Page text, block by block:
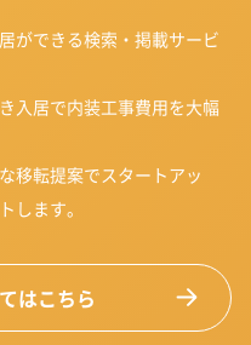
ができる検索・掲載サービ
入居で内装工事費用を大幅
移転提案でスタートアッ
します。
はこちら